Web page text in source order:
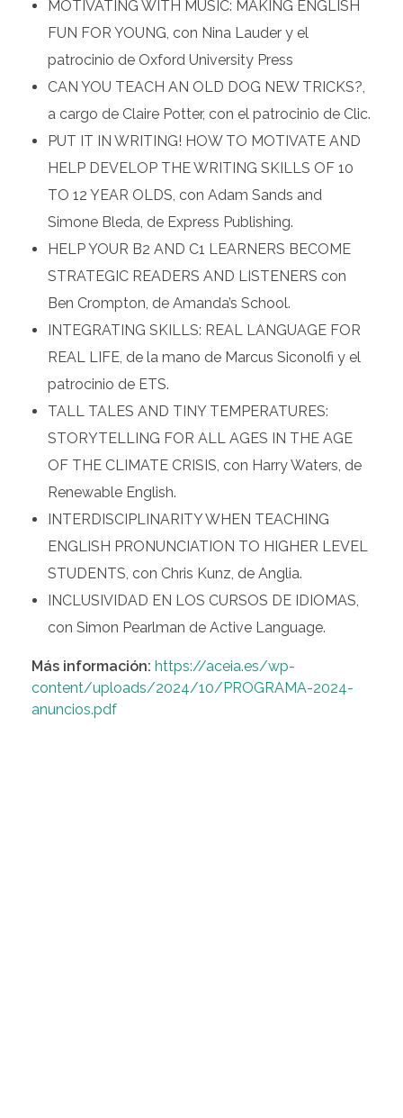
MOTIVATING WITH MUSIC: MAKING ENGLISH
FUN FOR YOUNG, con Nina Lauder y el
patrocinio de Oxford University Press
CAN YOU TEACH AN OLD DOG NEW TRICKS?,
a cargo de Claire Potter, con el patrocinio de Clic.
PUT IT IN WRITING! HOW TO MOTIVATE AND
HELP DEVELOP THE WRITING SKILLS OF 10
TO 12 YEAR OLDS, con Adam Sands and
Simone Bleda, de Express Publishing.
HELP YOUR B2 AND C1 LEARNERS BECOME
STRATEGIC READERS AND LISTENERS con
Ben Crompton, de Amanda’s School.
INTEGRATING SKILLS: REAL LANGUAGE FOR
REAL LIFE, de la mano de Marcus Siconolfi y el
patrocinio de ETS.
TALL TALES AND TINY TEMPERATURES:
STORYTELLING FOR ALL AGES IN THE AGE
OF THE CLIMATE CRISIS, con Harry Waters, de
Renewable English.
INTERDISCIPLINARITY WHEN TEACHING
ENGLISH PRONUNCIATION TO HIGHER LEVEL
STUDENTS, con Chris Kunz, de Anglia.
INCLUSIVIDAD EN LOS CURSOS DE IDIOMAS,
con Simon Pearlman de Active Language.
Más información: https://aceia.es/wp-
content/uploads/2024/10/PROGRAMA-2024-
anuncios.pdf